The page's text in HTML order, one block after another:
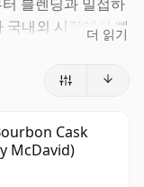
내외 시장에서 빠
의 중요한 구성
있으며 규모도 상
제한적입니다. 애
더 읽기
Cask
McDavid)